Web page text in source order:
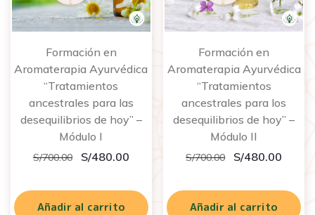
Formación en
Aromaterapia Ayurvédica
“Tratamientos
ancestrales para las
desequilibrios de hoy” –
Módulo I
S/700.00 S/480.00
Añadir al carrito
Formación en
Aromaterapia Ayurvédica
“Tratamientos
ancestrales para los
desequilibrios de hoy” –
Módulo II
S/700.00 S/480.00
Añadir al carrito